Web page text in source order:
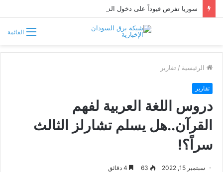
القائمة
الرئيسية / تقارير
تقارير
دروس اللغة العربية لفهم
القرآن..هل يسلم تشارلز الثالث
سراً؟!
سبتمبر 15, 2022 63